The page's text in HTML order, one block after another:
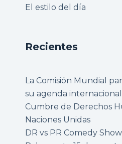
El estilo del día
Recientes
La Comisión Mundial
su agenda
Cumbre de Derechos
Naciones Unidas
DR vs PR Comedy